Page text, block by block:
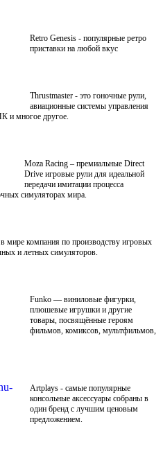
Retro Genesis - популярные ретро
приставки на любой вкус
Thrustmaster - это гоночные рули,
авиационные системы управления
и многое другое.
Moza Racing – премиальные Direct
Drive игровые рули для идеальной
передачи имитации процесса
симуляторах мира.
мире компания по производству игровых
и летных симуляторов.
Funko — виниловые фигурки,
плюшевые игрушки и другие
товары, посвящённые героям
фильмов, комиксов, мультфильмов,
Artplays - самые популярные
консольные аксессуары собраны в
один бренд с лучшим ценовым
предложением.